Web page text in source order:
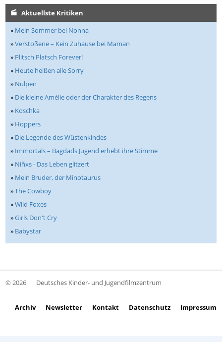
Aktuellste Kritiken
» Mein Sommer bei Nonna
»Verstoßene – Kein Zuhause bei Maman
» Plitsch Platsch Forever!
» Heute heißen alle Sorry
» Nulpen
» Die kleine Amélie oder der Charakter des Regens
» Koschka
» Hoppers
» Die Legende des Wüstenkindes
» Immortals – Bagdads Jugend erhebt ihre Stimme
» Niñxs - Das Leben glitzert
» Mein Bruder, der Minotaurus
»The Cowboy
»Wild Foxes
»Girls Don't Cry
» Babystar
© 2026 Deutsches Kinder- und Jugendfilmzentrum
Archiv Newsletter Kontakt Datenschutz Impressum